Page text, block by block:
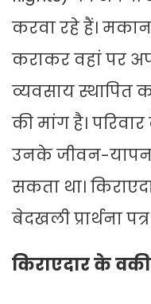
करवा रहे हैं।
कराकर वहां पर
व्यवसाय स्थापित
की मांग है।
उनके जीवन-यापन
सकता था।
बेदखली प्रार्थना
किराएदार के